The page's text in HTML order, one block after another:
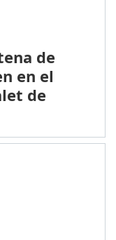
de
en el
de